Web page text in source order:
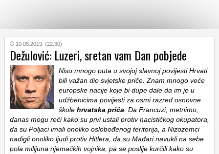
KATEGORIJE
HRVATSKI
WEB
10.05.2019. (22:30)
Dežulović: Luzeri, sretan vam Dan pobjede
Nisu mnogo puta u svojoj slavnoj povijesti Hrvati
bili važan dio svjetske priče. Znam mnogo veće
europske nacije koje bi dupe dale da im je u
udžbenicima povijesti za osmi razred osnovne
škole hrvatska priča . Da Francuzi, metnimo,
danas mogu reći kako su prvi ustali protiv nacističkog okupatora,
da su Poljaci imali onoliko oslobođenog teritorija, a Nizozemci
nadigli onoliko ljudi protiv Hitlera, da su Mađari navukli na sebe
pola milijuna njemačkih vojnika, pa se poslije kurčili kako su